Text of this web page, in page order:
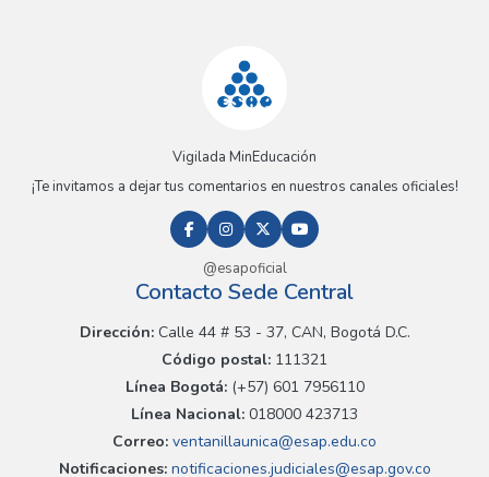
Vigilada MinEducación
¡Te invitamos a dejar tus comentarios en nuestros canales oficiales!
@esapoficial
Contacto Sede Central
Dirección:Calle 44 # 53 - 37, CAN, Bogotá D.C.
Código postal: 111321
Línea Bogotá:(+57) 601 7956110
Línea Nacional: 018000 423713
Correo: ventanillaunica@esap.edu.co
Notificaciones:notificaciones.judiciales@esap.gov.co